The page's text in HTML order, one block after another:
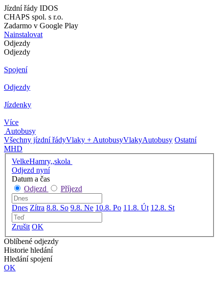
Jízdní řády IDOS
CHAPS spol. s r.o.
Zadarmo v Google Play
Nainstalovat
Odjezdy
Odjezdy
Spojení
Odjezdy
Jízdenky
Více
Autobusy
Všechny jízdní řádyVlaky + AutobusyVlakyAutobusy Ostatní
MHD
VelkeHamry,,skola
Odjezd nyní
Datum a čas
Odjezd
Příjezd
Dnes Zítra 8.8. So 9.8. Ne 10.8. Po 11.8. Út 12.8. St
Zrušit OK
Oblíbené odjezdy
Historie hledání
Hledání spojení
OK